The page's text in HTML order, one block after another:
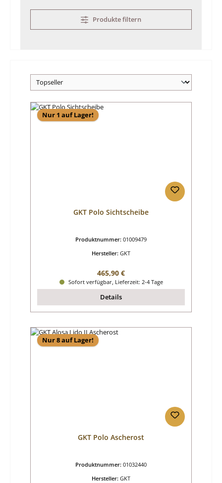
Produkte filtern
Nur 1 auf Lager!
GKT Polo Sichtscheibe
Produktnummer: 01009479
Hersteller: GKT
Regulärer Preis:
465,90 €
Sofort verfügbar, Lieferzeit: 2-4 Tage
Details
Nur 8 auf Lager!
GKT Polo Ascherost
Produktnummer: 01032440
Hersteller: GKT